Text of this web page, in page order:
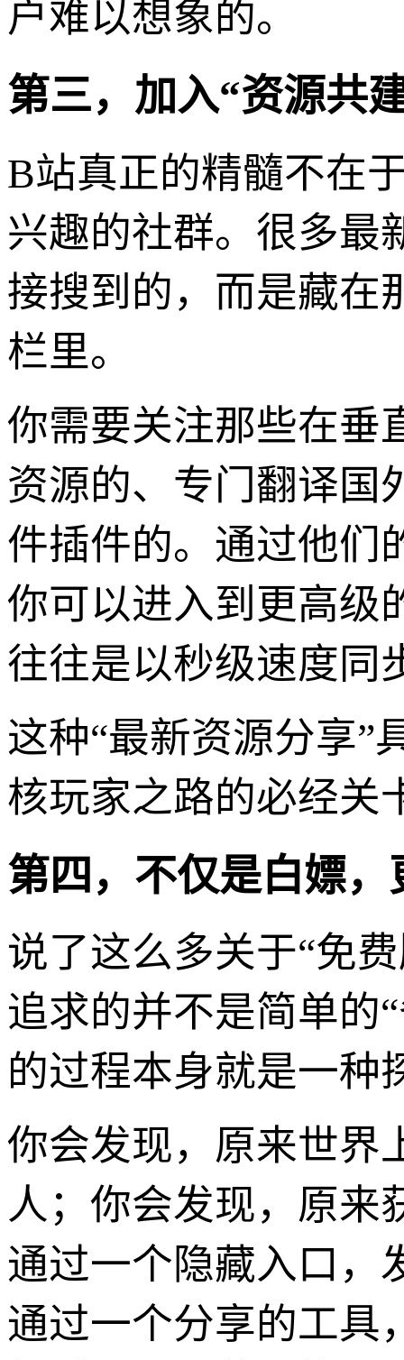
户难以想象的。
第三，加入“资源共
B站真正的精髓不在
兴趣的社群。很多最
接搜到的，而是藏在
栏里。
你需要关注那些在垂
资源的、专门翻译国
件插件的。通过他们
你可以进入到更高级
往往是以秒级速度同
这种“最新资源分享”
核玩家之路的必经关
第四，不仅是白嫖
说了这么多关于“免
追求的并不是简单的
的过程本身就是一种
你会发现，原来世界
人；你会发现，原来
通过一个隐藏入口，
通过一个分享的工具